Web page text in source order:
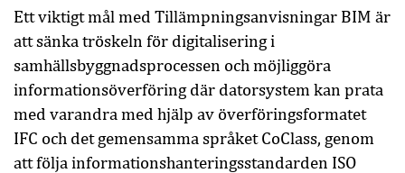
Ett viktigt mål med Tillämpningsanvisningar BIM är
att sänka tröskeln för digitalisering i
samhällsbyggnadsprocessen och möjliggöra
informationsöverföring där datorsystem kan prata
med varandra med hjälp av överföringsformatet
IFC och det gemensamma språket CoClass, genom
att följa informationshanteringsstandarden ISO